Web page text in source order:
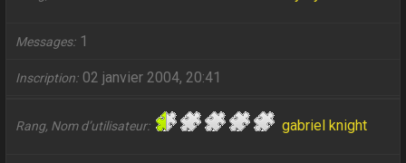
Messages 1
Inscription 02 janvier 2004, 20:41
Rang, Nom d’utilisateur gabriel knight